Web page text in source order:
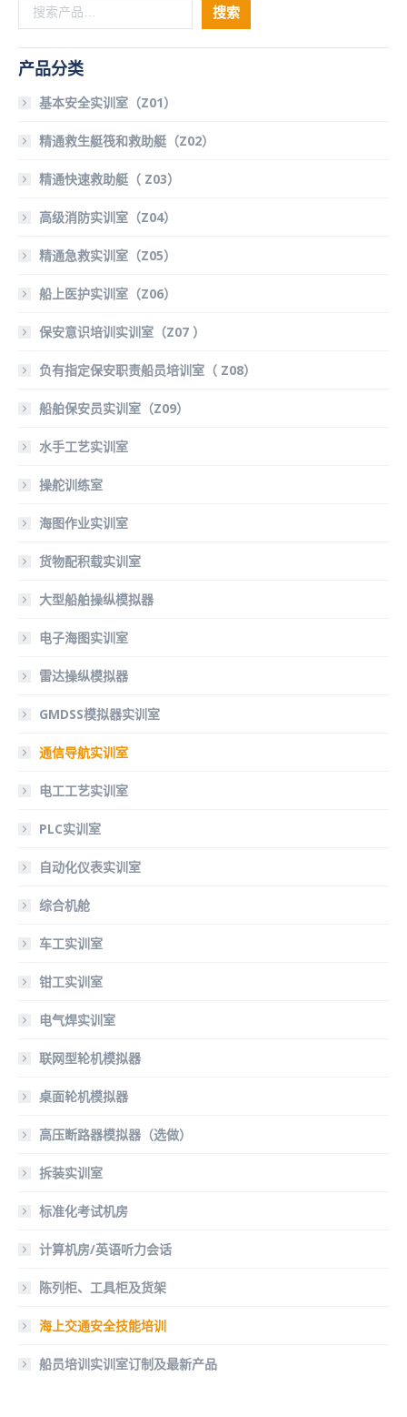
搜索
产品分类
基本安全实训室（Z01）
精通救生艇筏和救助艇（Z02）
精通快速救助艇（ Z03）
高级消防实训室（Z04）
精通急救实训室（Z05）
船上医护实训室（Z06）
保安意识培训实训室（Z07 ）
负有指定保安职责船员培训室（ Z08）
船舶保安员实训室（Z09）
水手工艺实训室
操舵训练室
海图作业实训室
货物配积载实训室
大型船舶操纵模拟器
电子海图实训室
雷达操纵模拟器
GMDSS模拟器实训室
通信导航实训室
电工工艺实训室
PLC实训室
自动化仪表实训室
综合机舱
车工实训室
钳工实训室
电气焊实训室
联网型轮机模拟器
桌面轮机模拟器
高压断路器模拟器（选做）
拆装实训室
标准化考试机房
计算机房/英语听力会话
陈列柜、工具柜及货架
海上交通安全技能培训
船员培训实训室订制及最新产品